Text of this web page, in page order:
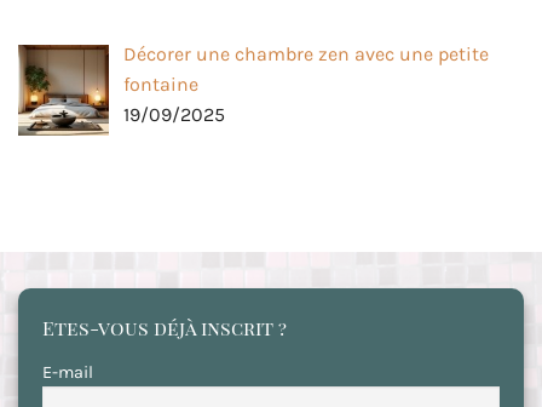
Décorer une chambre zen avec une petite
fontaine
19/09/2025
Etes-vous déjà inscrit ?
E-mail